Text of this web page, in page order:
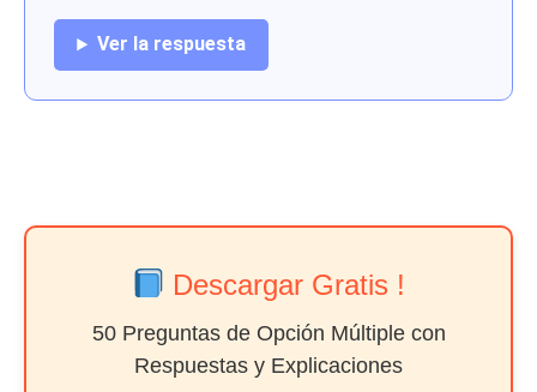
Ver la respuesta
Descargar Gratis !
50 Preguntas de Opción Múltiple con
Respuestas y Explicaciones